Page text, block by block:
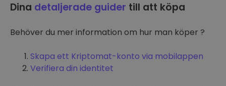
Dina detaljerade guider till att köpa
Behöver du mer information om hur man köper ?
Skapa ett Kriptomat-konto via mobilappen
Verifiera din identitet